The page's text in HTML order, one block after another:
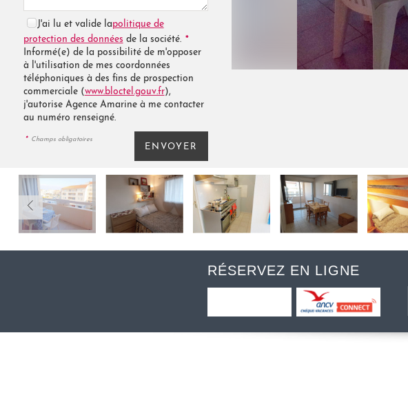
J'ai lu et valide lapolitique de
protection des données de la société. *
Informé(e) de la possibilité de m'opposer
à l'utilisation de mes coordonnées
téléphoniques à des fins de prospection
commerciale (www.bloctel.gouv.fr),
j'autorise Agence Amarine à me contacter
au numéro renseigné.
* Champs obligatoires
RÉSERVEZ EN LIGNE